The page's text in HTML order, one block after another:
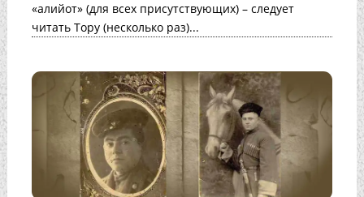
«алийот» (для всех присутствующих) – следует
читать Тору (несколько раз)...